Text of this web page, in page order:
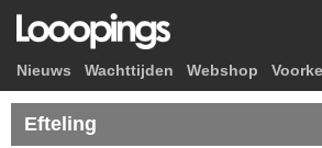
Nieuws Wachttijden Webshop
Efteling